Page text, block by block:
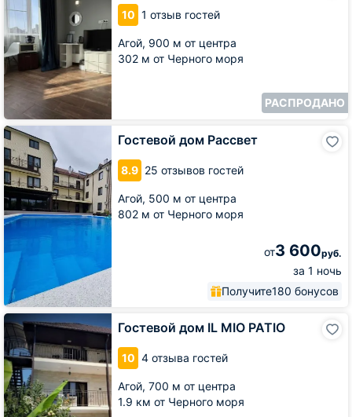
10 1 отзыв гостей
Агой, 900 м от центра
302 м от Черного моря
РАСПРОДАНО
Гостевой дом Рассвет
8.9 25 отзывов гостей
Агой, 500 м от центра
802 м от Черного моря
от3 600руб.
за 1 ночь
Получите180 бонусов
Гостевой
дом
Рассвет
Гостевой дом IL MIO PATIO
10 4 отзыва гостей
Агой, 700 м от центра
1.9 км от Черного моря
Гостевой
дом
IL
MIO
PATIO